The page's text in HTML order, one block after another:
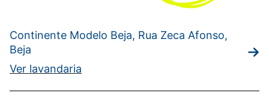
Continente Modelo Beja, Rua Zeca Afonso,
Beja
Ver lavandaria